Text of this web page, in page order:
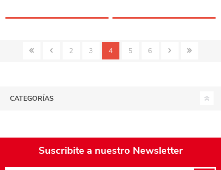
2 3 4 5 6
CATEGORÍAS
Suscribite a nuestro Newsletter